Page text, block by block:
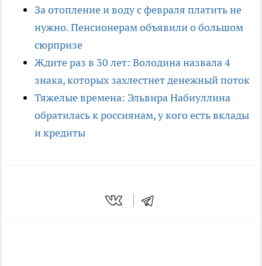
За отопление и воду с февраля платить не
нужно. Пенсионерам объявили о большом
сюрпризе
Ждите раз в 30 лет: Володина назвала 4
знака, которых захлестнет денежный поток
Тяжелые времена: Эльвира Набиуллина
обратилась к россиянам, у кого есть вклады
и кредиты